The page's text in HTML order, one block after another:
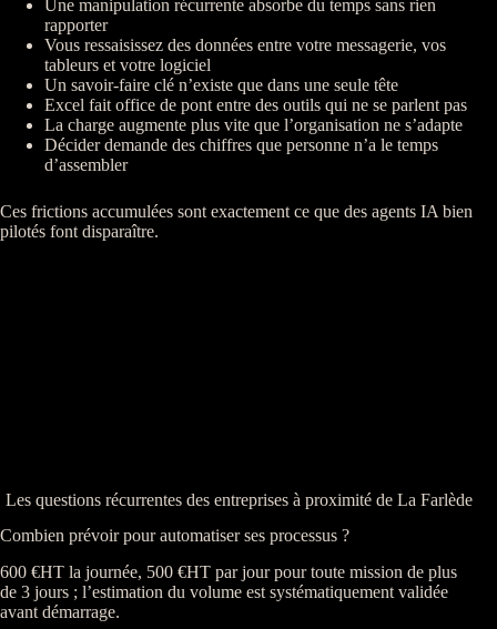
Une manipulation récurrente absorbe du temps sans rien
rapporter
Vous ressaisissez des données entre votre messagerie, vos
tableurs et votre logiciel
Un savoir-faire clé n’existe que dans une seule tête
Excel fait office de pont entre des outils qui ne se parlent pas
La charge augmente plus vite que l’organisation ne s’adapte
Décider demande des chiffres que personne n’a le temps
d’assembler
Ces frictions accumulées sont exactement ce que des agents IA bien
pilotés font disparaître.
Les questions récurrentes des entreprises à proximité de La Farlède
Combien prévoir pour automatiser ses processus ?
600 €HT la journée, 500 €HT par jour pour toute mission de plus
de 3 jours ; l’estimation du volume est systématiquement validée
avant démarrage.